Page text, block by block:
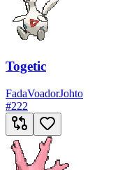
Togetic
FadaVoadorJohto
#222